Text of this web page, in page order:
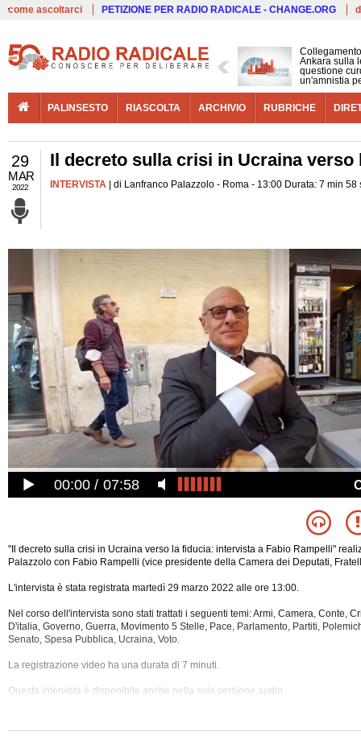
come ascoltarci PETIZIONE PER RADIO RADICALE - CHANGE.ORG
Ankara sulla
questione
un'amnistia
PALINSESTO RIASCOLTA ARCHIVIO RUBRICHE
29
MAR
2022
Il decreto sulla crisi in Ucraina
INTERVISTA | di Lanfranco Palazzolo - Roma - 13:00 Durata: 7 min 58
00:00 07:58
"Il decreto sulla crisi in Ucraina verso la fiducia: intervista a Fabio Rampelli"
Palazzolo con Fabio Rampelli (vice presidente della Camera dei Deputati,
L'intervista è stata registrata martedì 29 marzo 2022 alle ore 13:00.
Nel corso dell'intervista sono stati trattati i seguenti temi: Armi, Camera, Conte,
D'italia, Governo, Guerra, Movimento 5 Stelle, Pace, Parlamento, Partiti,
Senato, Spesa Pubblica, Ucraina, Voto.
La registrazione video ha una durata di 7 minuti.
Questa intervista è disponibile anche nella sola versione audio.